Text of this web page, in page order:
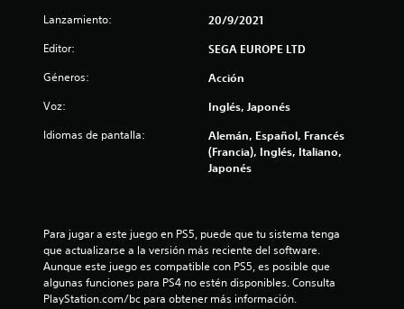
Lanzamiento: 20/9/2021
Editor: SEGA EUROPE LTD
Géneros: Acción
Voz: Inglés, Japonés
Idiomas de pantalla:
Alemán, Español, Francés
(Francia), Inglés, Italiano,
Japonés
Para jugar a este juego en PS5, puede que tu sistema tenga
que actualizarse a la versión más reciente del software.
Aunque este juego es compatible con PS5, es posible que
algunas funciones para PS4 no estén disponibles. Consulta
PlayStation.com/bc para obtener más información.